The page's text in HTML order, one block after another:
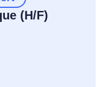
(H/F)